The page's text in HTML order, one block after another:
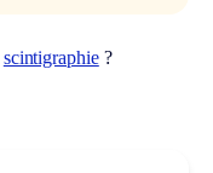
scintigraphie?